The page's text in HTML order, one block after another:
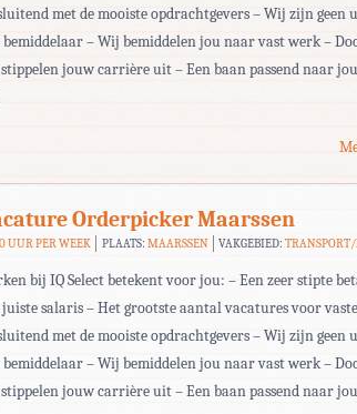
met de mooiste opdrachtgevers – Wij zijn geen
bemiddelaar – Wij bemiddelen jou naar vast werk –
jouw carrière uit – Een baan passend naar
Orderpicker Maarssen
UUR PER WEEK PLAATS: MAARSSEN VAKGEBIED:
bij IQ Select betekent voor jou: – Een zeer stipte
salaris – Het grootste aantal vacatures voor
met de mooiste opdrachtgevers – Wij zijn geen
bemiddelaar – Wij bemiddelen jou naar vast werk –
jouw carrière uit – Een baan passend naar